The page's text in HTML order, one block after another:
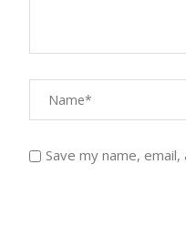
Save my name,